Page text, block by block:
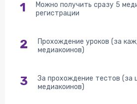
1
Можно получить сразу 5
регистрации
2
Прохождение уроков (за
медиакоинов)
3
За прохождение тестов (за
медиакоинов)